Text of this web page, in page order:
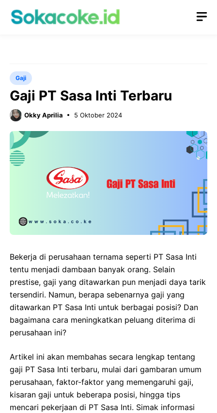
Gaji
Gaji PT Sasa Inti Terbaru
Okky Aprilia 5 Oktober 2024
Bekerja di perusahaan ternama seperti PT Sasa Inti
tentu menjadi dambaan banyak orang. Selain
prestise, gaji yang ditawarkan pun menjadi daya tarik
tersendiri. Namun, berapa sebenarnya gaji yang
ditawarkan PT Sasa Inti untuk berbagai posisi? Dan
bagaimana cara meningkatkan peluang diterima di
perusahaan ini?
Artikel ini akan membahas secara lengkap tentang
gaji PT Sasa Inti terbaru, mulai dari gambaran umum
perusahaan, faktor-faktor yang memengaruhi gaji,
kisaran gaji untuk beberapa posisi, hingga tips
mencari pekerjaan di PT Sasa Inti. Simak informasi